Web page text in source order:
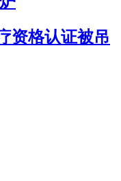
资格认证被吊